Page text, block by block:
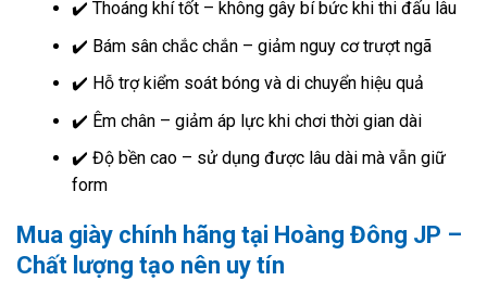
✔️ Thoáng khí tốt – không gây bí bức khi thi đấu lâu
✔️ Bám sân chắc chắn – giảm nguy cơ trượt ngã
✔️ Hỗ trợ kiểm soát bóng và di chuyển hiệu quả
✔️ Êm chân – giảm áp lực khi chơi thời gian dài
✔️ Độ bền cao – sử dụng được lâu dài mà vẫn giữ
form
Mua giày chính hãng tại Hoàng Đông JP –
Chất lượng tạo nên uy tín